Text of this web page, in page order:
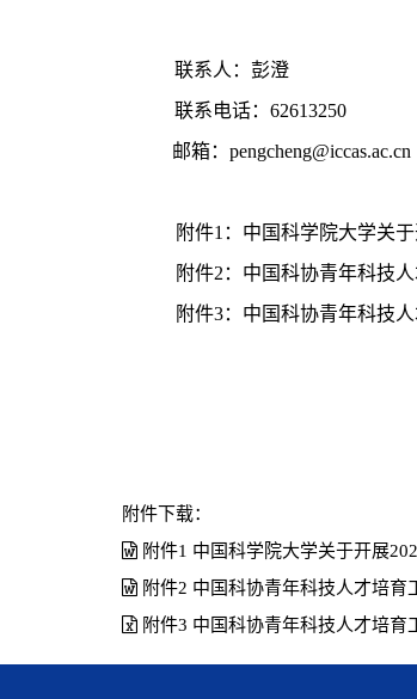
联系人：彭澄
联系电话： 62613250
邮箱： pengcheng@iccas.ac.cn
附件1 ：中国科学院大学关
附件2 ：中国科协青年科技
附件3：中国科协青年科技
附件下载：
附件1 中国科学院大学关于开展
附件2 中国科协青年科技人才培育
附件3 中国科协青年科技人才培